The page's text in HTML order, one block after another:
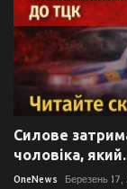
Силове
чоловіка,
OneNews Березень 17,